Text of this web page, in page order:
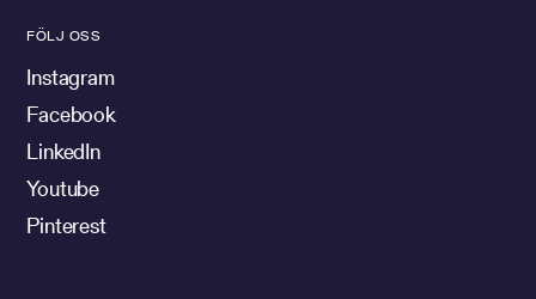
FÖLJ OSS
Instagram
Facebook
LinkedIn
Youtube
Pinterest